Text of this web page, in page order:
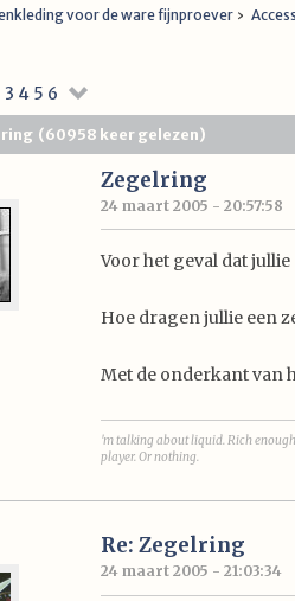
voor de ware fijnproever›
3 4 5 6
(60958 keer gelezen)
Zegelring
24 maart 2005 - 20:57:58
Voor het geval dat jullie
Hoe dragen jullie een
Met de onderkant van
'm talking about liquid. Rich
player. Or nothing.
Re: Zegelring
24 maart 2005 - 21:03:34